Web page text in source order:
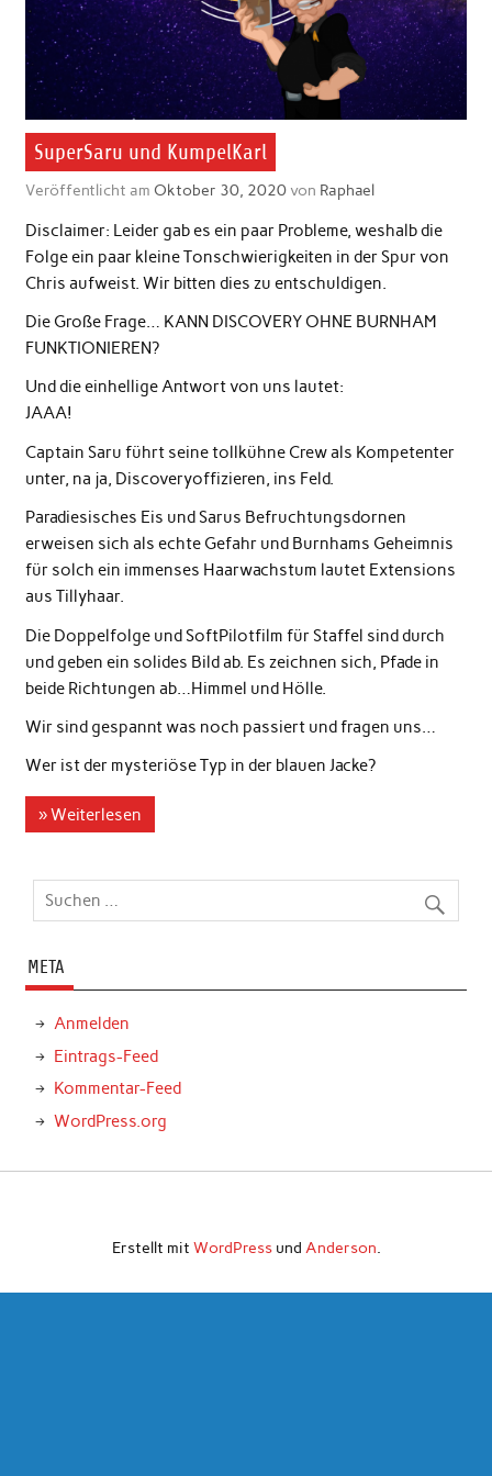
SuperSaru und KumpelKarl
Veröffentlicht am Oktober 30, 2020von Raphael
Disclaimer: Leider gab es ein paar Probleme, weshalb die
Folge ein paar kleine Tonschwierigkeiten in der Spur von
Chris aufweist. Wir bitten dies zu entschuldigen.
Die Große Frage… KANN DISCOVERY OHNE BURNHAM
FUNKTIONIEREN?
Und die einhellige Antwort von uns lautet:
JAAA!
Captain Saru führt seine tollkühne Crew als Kompetenter
unter, na ja, Discoveryoffizieren, ins Feld.
Paradiesisches Eis und Sarus Befruchtungsdornen
erweisen sich als echte Gefahr und Burnhams Geheimnis
für solch ein immenses Haarwachstum lautet Extensions
aus Tillyhaar.
Die Doppelfolge und SoftPilotfilm für Staffel sind durch
und geben ein solides Bild ab. Es zeichnen sich, Pfade in
beide Richtungen ab…Himmel und Hölle.
Wir sind gespannt was noch passiert und fragen uns…
Wer ist der mysteriöse Typ in der blauen Jacke?
» Weiterlesen
META
Anmelden
Eintrags-Feed
Kommentar-Feed
WordPress.org
Erstellt mit WordPressund Anderson